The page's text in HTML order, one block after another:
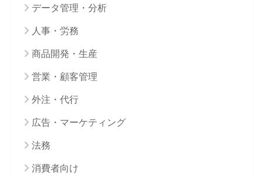
データ管理・分析
人事・労務
商品開発・生産
営業・顧客管理
外注・代行
広告・マーケティング
法務
消費者向け